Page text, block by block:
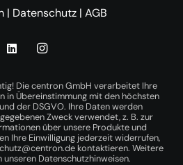
| Datenschutz | AGB
Die centron GmbH verarbeitet Ihre
in Übereinstimmung mit den höchsten
der DSGVO. Ihre Daten werden
Zweck verwendet, z. B. zur
über unsere Produkte und
Ihre Einwilligung jederzeit widerrufen,
kontaktieren. Weitere
unseren Datenschutzhinweisen.